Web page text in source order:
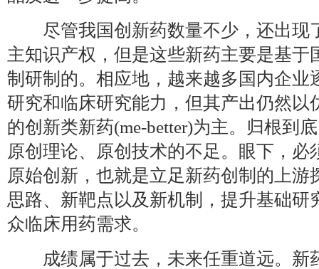
尽管我国创新药数量不少，还出现
主知识产权，但是这些新药主要是基于
制研制的。相应地，越来越多国内企业
研究和临床研究能力，但其产出仍然以
的创新类新药(me-better)为主。归根到
原创理论、原创技术的不足。眼下，必
原始创新，也就是立足新药创制的上游
思路、新靶点以及新机制，提升基础研
众临床用药需求。
成绩属于过去，未来任重道远。新